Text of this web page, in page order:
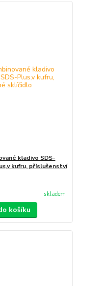
kladivo SDS-
kufru, příslušenství
skladem
košíku